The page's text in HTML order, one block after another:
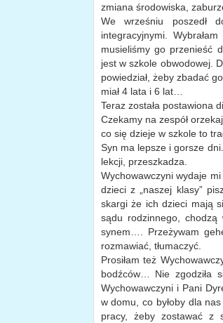
zmiana środowiska,
We wrześniu poszedł
integracyjnymi.
musieliśmy go przenieść
jest w szkole obwodowej.
powiedział, żeby zbadać
miał 4 lata i 6 lat…
Teraz została postawiona
Czekamy na zespół
co się dzieje w szkole to
Syn ma lepsze i gorsze
lekcji, przeszkadza.
Wychowawczyni wydaje
dzieci z „naszej klasy”
skargi że ich dzieci mają
sądu rodzinnego,
synem…. Przeżywam
rozmawiać, tłumaczyć.
Prosiłam też
bodźców… Nie zgodziła
Wychowawczyni i Pani
w domu, co byłoby dla
pracy, żeby zostawać z